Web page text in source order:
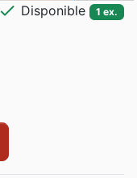
check Disponible 1 ex.